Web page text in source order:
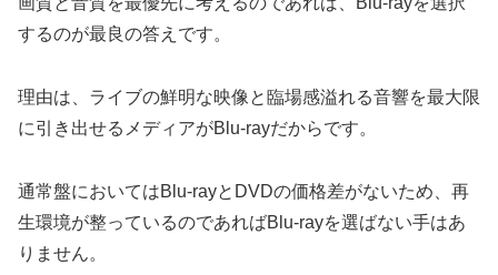
するのが最良の答えです。
理由は、ライブの鮮明な映像と臨場感溢れる音響を最大限
に引き出せるメディアがBlu-rayだからです。
通常盤においてはBlu-rayとDVDの価格差がないため、再
生環境が整っているのであればBlu-rayを選ばない手はあ
りません。